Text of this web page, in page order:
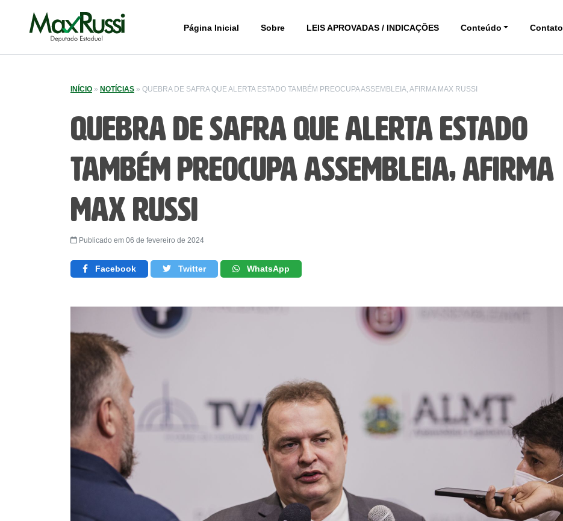
Página Inicial Sobre LEIS APROVADAS / INDICAÇÕES Conteúdo Contato
INÍCIO » NOTÍCIAS » QUEBRA DE SAFRA QUE ALERTA ESTADO TAMBÉM PREOCUPA ASSEMBLEIA, AFIRMA MAX RUSSI
Quebra de Safra que alerta estado
também preocupa Assembleia, afirma
Max Russi
Publicado em 06 de fevereiro de 2024
Facebook Twitter WhatsApp